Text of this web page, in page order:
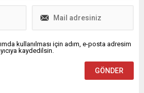
kullanılması için adım, e-posta adresim
kaydedilsin.